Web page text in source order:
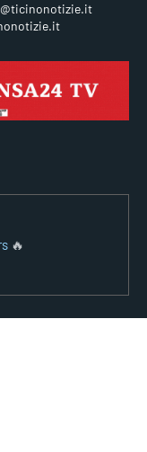
🔥